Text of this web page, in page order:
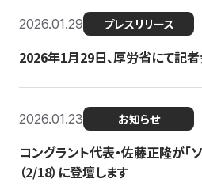
2026.01.29 プレスリリース
2026年1月29日、厚労省にて記者
2026.01.23 お知らせ
コングラント代表・佐藤正隆が「
（2/18）に登壇します